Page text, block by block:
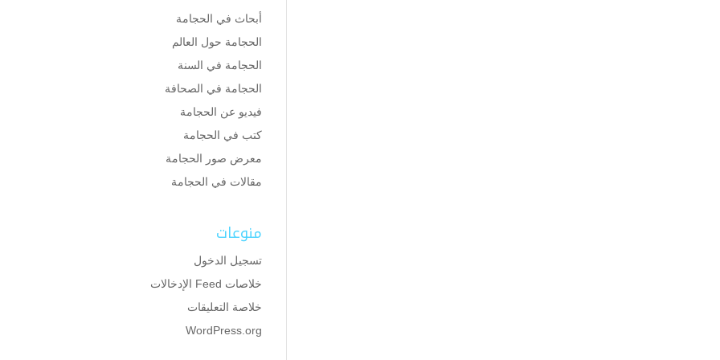
أبحاث في الحجامة
الحجامة حول العالم
الحجامة في السنة
الحجامة في الصحافة
فيديو عن الحجامة
كتب في الحجامة
معرض صور الحجامة
مقالات في الحجامة
منوعات
تسجيل الدخول
خلاصات Feed الإدخالات
خلاصة التعليقات
WordPress.org